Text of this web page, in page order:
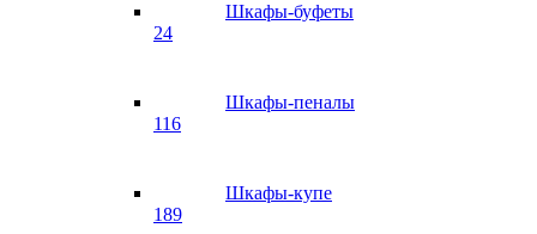
Шкафы-буфеты
24
Шкафы-пеналы
116
Шкафы-купе
189